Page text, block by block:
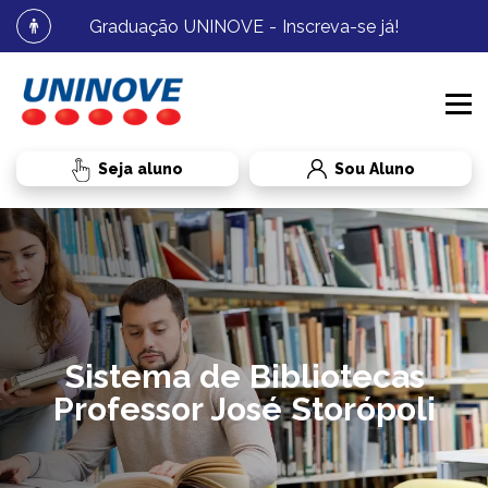
Graduação UNINOVE - Inscreva-se já!
Sou Aluno
PROCESSOS SELETIVOS
MEDICINA
GRADUAÇÃO
RESIDÊNCIA MÉDICA
CURSOS
MEDICINA
RESIDÊNCIA MÉDICA
INSTITUCIONAL
RADAR UNINOVE
BIBLIOTECA
Sistema de Bibliotecas
Professor José Storópoli